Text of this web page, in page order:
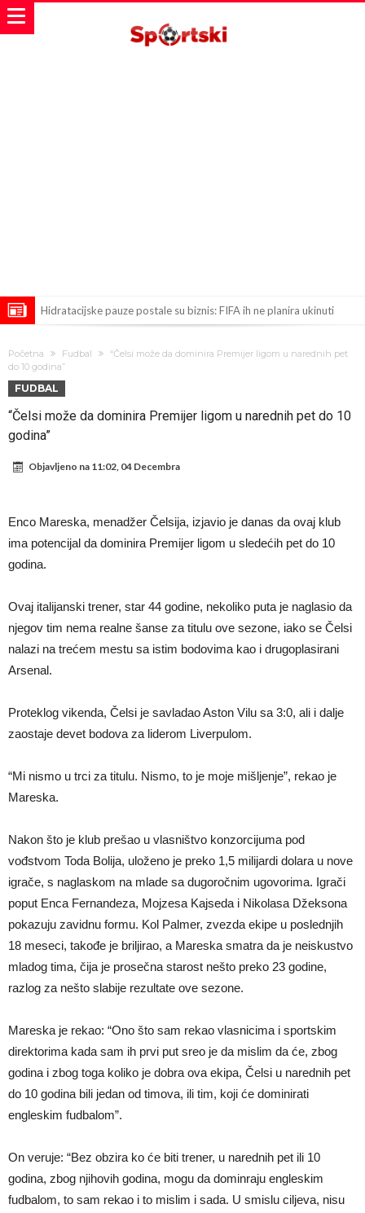
Hidratacijske pauze postale su biznis: FIFA ih ne planira ukinuti
Atletika?!
Ovo se Novaku nikad nije dešavalo: Sinner i Alcaraz odustaju, a
Zverev se odmah “raspao”
Infantino imao ljubavnicu: Isplivale skandalozne informacije, dobila je
novac od UEFA
Mourinho uvodi strogu disciplinu u Real Madrid. Ovo su tri nova
Mudrik se vratio na teren nakon više od 600 dana. Odmah ide na
posudbu?
Real Madrid odlučio: Endrick ide u Premier ligu!
Početna Fudbal
“Čelsi može da dominira Premijer ligom u narednih pet
do 10 godina”
FUDBAL
“Čelsi može da dominira Premijer ligom u narednih pet do 10
godina”
Objavljeno na 11:02, 04 Decembra
Enco Mareska, menadžer Čelsija, izjavio je danas da ovaj klub
ima potencijal da dominira Premijer ligom u sledećih pet do 10
godina.
Ovaj italijanski trener, star 44 godine, nekoliko puta je naglasio da
njegov tim nema realne šanse za titulu ove sezone, iako se Čelsi
nalazi na trećem mestu sa istim bodovima kao i drugoplasirani
Arsenal.
Proteklog vikenda, Čelsi je savladao Aston Vilu sa 3:0, ali i dalje
zaostaje devet bodova za liderom Liverpulom.
“Mi nismo u trci za titulu. Nismo, to je moje mišljenje”, rekao je
Mareska.
Nakon što je klub prešao u vlasništvo konzorcijuma pod
vođstvom Toda Bolija, uloženo je preko 1,5 milijardi dolara u nove
igrače, s naglaskom na mlade sa dugoročnim ugovorima. Igrači
poput Enca Fernandeza, Mojzesa Kajseda i Nikolasa Džeksona
pokazuju zavidnu formu. Kol Palmer, zvezda ekipe u poslednjih
18 meseci, takođe je briljirao, a Mareska smatra da je neiskustvo
mladog tima, čija je prosečna starost nešto preko 23 godine,
razlog za nešto slabije rezultate ove sezone.
Mareska je rekao: “Ono što sam rekao vlasnicima i sportskim
direktorima kada sam ih prvi put sreo je da mislim da će, zbog
godina i zbog toga koliko je dobra ova ekipa, Čelsi u narednih pet
do 10 godina bili jedan od timova, ili tim, koji će dominirati
engleskim fudbalom”.
On veruje: “Bez obzira ko će biti trener, u narednih pet ili 10
godina, zbog njihovih godina, mogu da dominraju engleskim
fudbalom, to sam rekao i to mislim i sada. U smislu ciljeva, nisu